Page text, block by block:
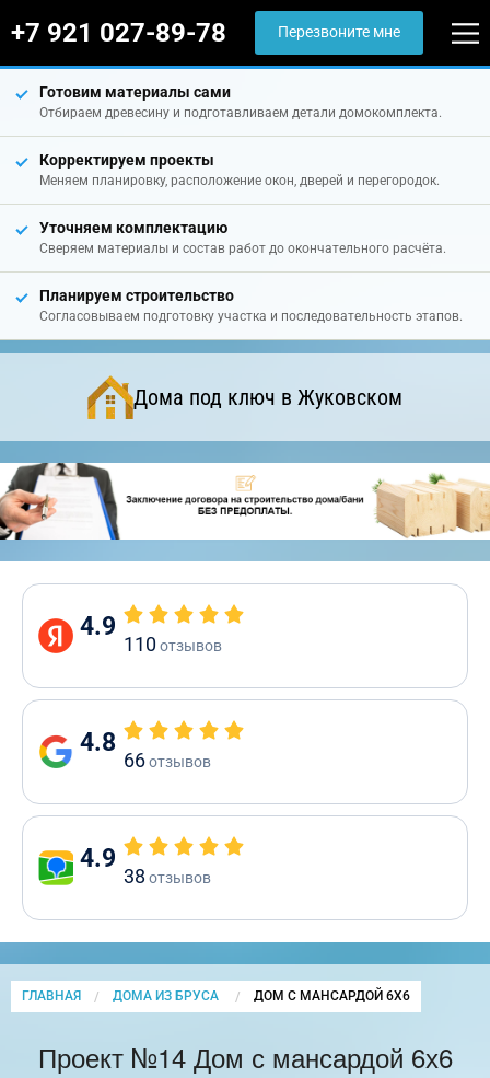
+7 921 027-89-78 Перезвоните мне
Готовим материалы сами
Отбираем древесину и подготавливаем детали домокомплекта.
Корректируем проекты
Меняем планировку, расположение окон, дверей и перегородок.
Уточняем комплектацию
Сверяем материалы и состав работ до окончательного расчёта.
Планируем строительство
Согласовываем подготовку участка и последовательность этапов.
Дома под ключ в Жуковском
4.9
110отзывов
4.8
66отзывов
4.9
38 отзывов
ГЛАВНАЯ ДОМА ИЗ БРУСА CURRENT:
ДОМ С МАНСАРДОЙ 6Х6
Проект №14 Дом с мансардой 6х6